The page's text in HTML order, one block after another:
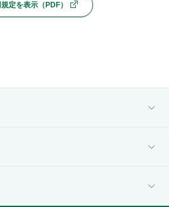
定を表示（PDF）